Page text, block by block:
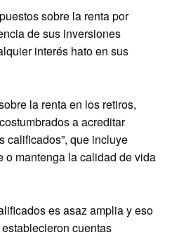
sobre la renta por
de sus inversiones
interés hato en sus
la renta en los retiros,
a acreditar
calificados”, que incluye
o mantenga la calidad de vida
es asaz amplia y eso
cuentas